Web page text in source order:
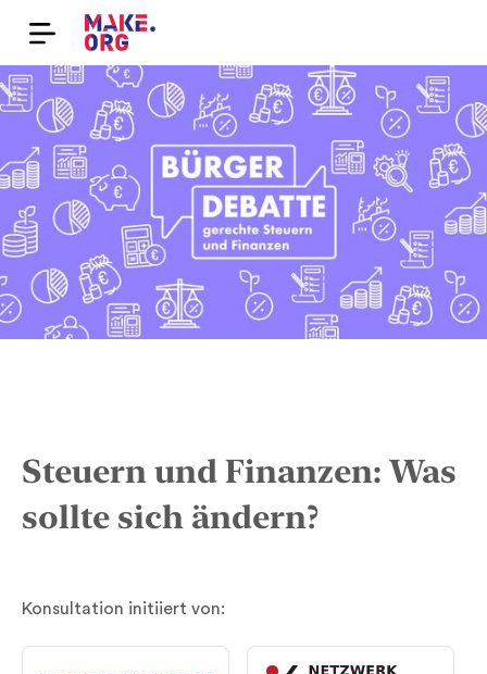
Steuern und Finanzen: Was
sollte sich ändern?
Konsultation initiiert von: